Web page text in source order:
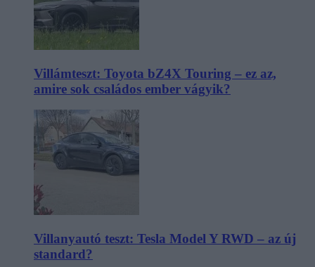
Villámteszt: Toyota bZ4X Touring – ez az,
amire sok családos ember vágyik?
Villanyautó teszt: Tesla Model Y RWD – az új
standard?